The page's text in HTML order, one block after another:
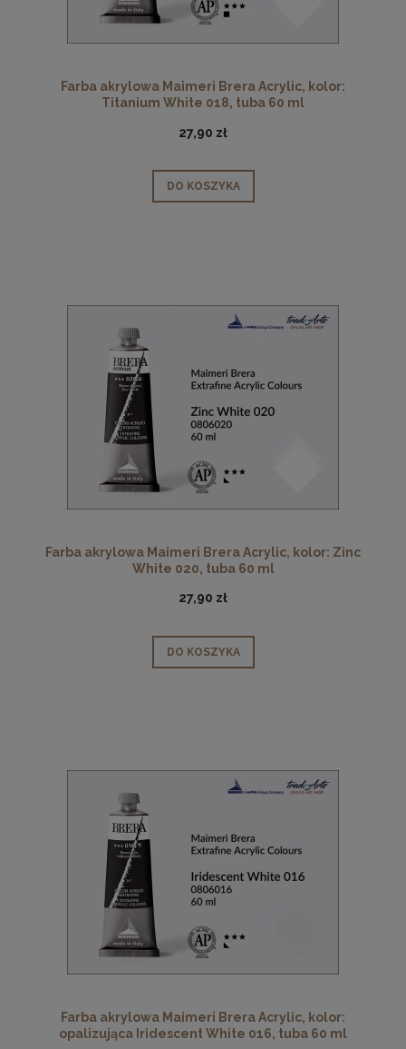
Farba akrylowa Maimeri Brera Acrylic, kolor:
Titanium White 018, tuba 60 ml
27,90 zł
DO KOSZYKA
Farba akrylowa Maimeri Brera Acrylic, kolor: Zinc
White 020, tuba 60 ml
27,90 zł
DO KOSZYKA
Farba akrylowa Maimeri Brera Acrylic, kolor:
opalizująca Iridescent White 016, tuba 60 ml